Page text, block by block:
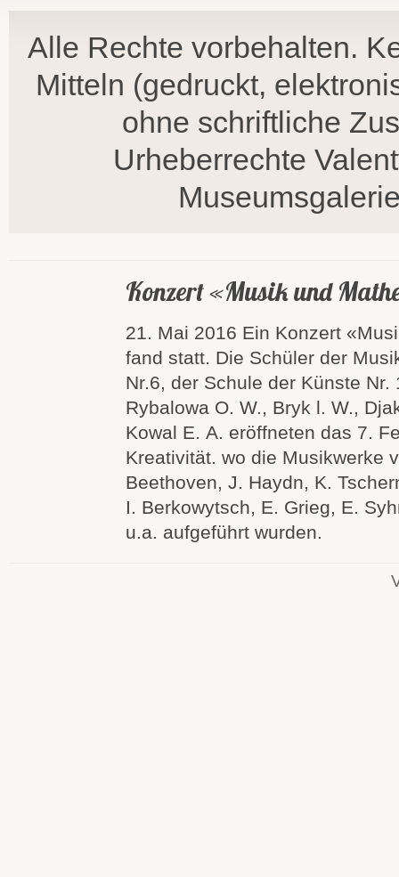
Alle Rechte vorbehalten.
Mitteln (gedruckt,
ohne schriftliche
Urheberrechte
Konzert «Musik und
21. Mai 2016 Ein Konzert
fand statt. Die Schüler der
Nr.6, der Schule der Künste Nr.
Rybalowa O. W., Bryk l. W.,
Kowal E. A. eröffneten das 7.
Kreativität. wo die Musikwerke
Beethoven, J. Haydn, K.
I. Berkowytsch, E. Grieg, E.
u.a. aufgeführt wurden.